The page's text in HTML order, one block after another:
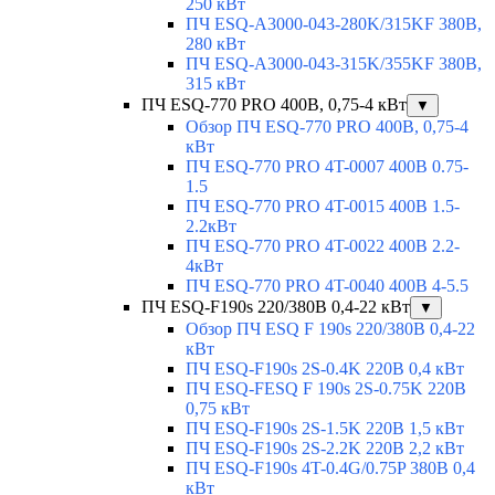
250 кВт
ПЧ ESQ-A3000-043-280K/315KF 380В,
280 кВт
ПЧ ESQ-A3000-043-315K/355KF 380В,
315 кВт
ПЧ ESQ-770 PRO 400В, 0,75-4 кВт
▼
Обзор ПЧ ESQ-770 PRO 400В, 0,75-4
кВт
ПЧ ESQ-770 PRO 4T-0007 400В 0.75-
1.5
ПЧ ESQ-770 PRO 4T-0015 400В 1.5-
2.2кВт
ПЧ ESQ-770 PRO 4T-0022 400В 2.2-
4кВт
ПЧ ESQ-770 PRO 4T-0040 400В 4-5.5
ПЧ ESQ-F190s 220/380В 0,4-22 кВт
▼
Обзор ПЧ ESQ F 190s 220/380В 0,4-22
кВт
ПЧ ESQ-F190s 2S-0.4K 220В 0,4 кВт
ПЧ ESQ-FESQ F 190s 2S-0.75K 220В
0,75 кВт
ПЧ ESQ-F190s 2S-1.5K 220В 1,5 кВт
ПЧ ESQ-F190s 2S-2.2K 220В 2,2 кВт
ПЧ ESQ-F190s 4T-0.4G/0.75P 380В 0,4
кВт